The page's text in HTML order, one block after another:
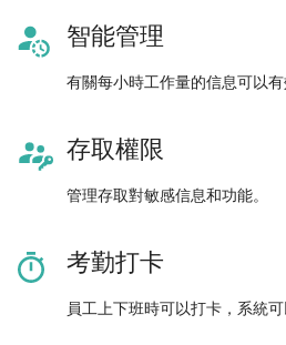
智能管理
有關每小時工作量的信息可以有
存取權限
管理存取對敏感信息和功能。
考勤打卡
員工上下班時可以打卡，系統